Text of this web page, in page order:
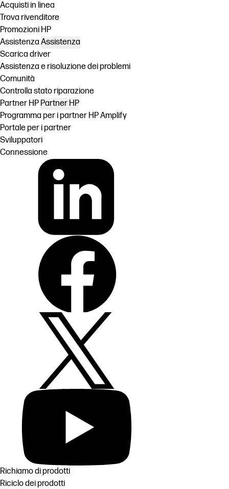
Acquisti in linea
Trova rivenditore
Promozioni HP
Assistenza Assistenza
Scarica driver
Assistenza e risoluzione dei problemi
Comunità
Controlla stato riparazione
Partner HP Partner HP
Programma per i partner HP Amplify
Portale per i partner
Sviluppatori
Connessione
Richiamo di prodotti
Riciclo dei prodotti